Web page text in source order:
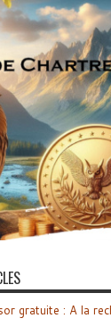
gratuite : A la